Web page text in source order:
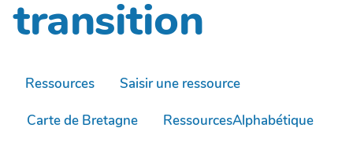
transition
Ressources Saisir une ressource
Carte de Bretagne RessourcesAlphabétique